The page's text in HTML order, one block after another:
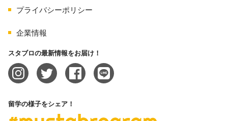
プライバシーポリシー
企業情報
スタブロの最新情報をお届け！
留学の様子をシェア！